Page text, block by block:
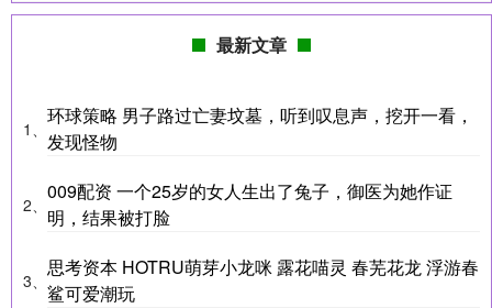
最新文章
1、
环球策略 男子路过亡妻坟墓，听到叹息声，挖开一看，
发现怪物
2、
009配资 一个25岁的女人生出了兔子，御医为她作证
明，结果被打脸
3、
思考资本 HOTRU萌芽小龙咪 露花喵灵 春芜花龙 浮游春
鲨可爱潮玩